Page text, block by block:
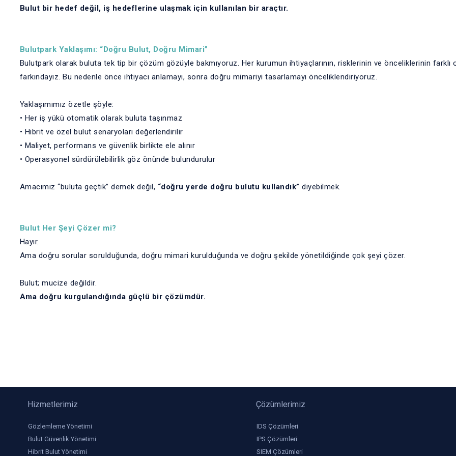
Bulut bir hedef değil, iş hedeflerine ulaşmak için kullanılan bir araçtır.
Bulutpark Yaklaşımı: “Doğru Bulut, Doğru Mimari”
Bulutpark olarak buluta tek tip bir çözüm gözüyle bakmıyoruz. Her kurumun ihtiyaçlarının, risklerinin ve önceliklerinin farklı
farkındayız. Bu nedenle önce ihtiyacı anlamayı, sonra doğru mimariyi tasarlamayı önceliklendiriyoruz.
Yaklaşımımız özetle şöyle:
• Her iş yükü otomatik olarak buluta taşınmaz
• Hibrit ve özel bulut senaryoları değerlendirilir
• Maliyet, performans ve güvenlik birlikte ele alınır
• Operasyonel sürdürülebilirlik göz önünde bulundurulur
Amacımız “buluta geçtik” demek değil, “doğru yerde doğru bulutu kullandık” diyebilmek.
Bulut Her Şeyi Çözer mi?
Hayır.
Ama doğru sorular sorulduğunda, doğru mimari kurulduğunda ve doğru şekilde yönetildiğinde çok şeyi çözer.
Bulut; mucize değildir.
Ama doğru kurgulandığında güçlü bir çözümdür.
Hizmetlerimiz
Gözlemleme Yönetimi
Bulut Güvenlik Yönetimi
Hibrit Bulut Yönetimi
Çözümlerimiz
IDS Çözümleri
IPS Çözümleri
SIEM Çözümleri